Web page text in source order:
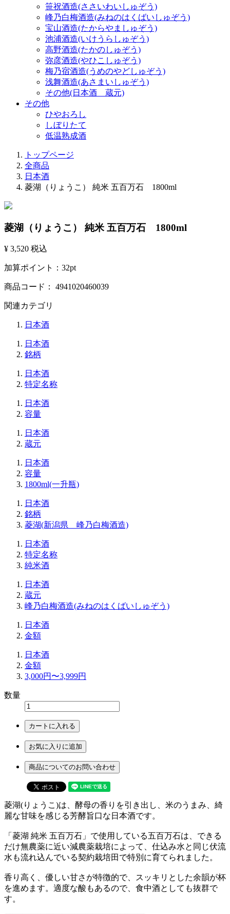
笹祝酒造(ささいわいしゅぞう)
峰乃白梅酒造(みねのはくばいしゅぞう)
宝山酒造(たからやましゅぞう)
池浦酒造(いけうらしゅぞう)
高野酒造(たかのしゅぞう)
弥彦酒造(やひこしゅぞう)
梅乃宿酒造(うめのやどしゅぞう)
浅舞酒造(あさまいしゅぞう)
その他(日本酒 蔵元)
その他
ひやおろし
しぼりたて
低温熟成酒
トップページ
全商品
日本酒
菱湖（りょうこ） 純米 五百万石 1800ml
菱湖（りょうこ） 純米 五百万石 1800ml
¥ 3,520 税込
加算ポイント： 32pt
商品コード： 4941020460039
関連カテゴリ
日本酒
日本酒
銘柄
日本酒
特定名称
日本酒
容量
日本酒
蔵元
日本酒
容量
1800ml(一升瓶)
日本酒
銘柄
菱湖(新潟県 峰乃白梅酒造)
日本酒
特定名称
純米酒
日本酒
蔵元
峰乃白梅酒造(みねのはくばいしゅぞう)
日本酒
金額
日本酒
金額
3,000円〜3,999円
数量
カートに入れる
お気に入りに追加
商品についてのお問い合わせ
菱湖(りょうこ)は、酵母の香りを引き出し、米のうまみ、綺
麗な甘味を感じる芳酵旨口な日本酒です。
「菱湖 純米 五百万石」で使用している五百万石は、できる
だけ無農薬に近い減農薬栽培によって、仕込み水と同じ伏流
水も流れ込んでいる契約栽培田で特別に育てられました。
香り高く、優しい甘さが特徴的で、スッキリとした余韻が杯
を進めます。適度な酸もあるので、食中酒としても抜群で
す。